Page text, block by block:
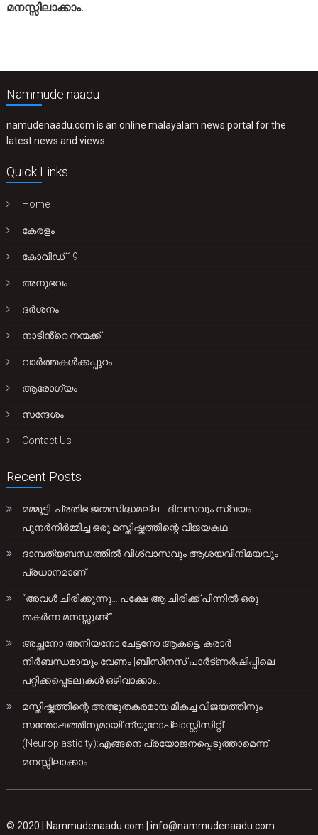
മനസ്സിലാക്കാം.
Nammude naadu
namudenaadu.com is an online malayalam news portal for the
latest news and views.
Quick Links
Home
കേരളം
കോവിഡ് 19
അനുഭവം
ദർശനം
നാടിൻ്റെ നന്മക്ക്
വാർത്തകൾക്കപ്പുറം
ആരോഗ്യം
സന്ദേശം
Contact Us
Recent Posts
മമ്മൂട്ടി: പ്രതിഭ ജന്മസിദ്ധമല്ല… ദിവസവും സ്വയം
പുനർനിർമ്മിച്ച ഒരു മസ്തിഷ്കത്തിന്റെ വിജയകഥ
ദാമ്പത്യബന്ധത്തിൽ വിശ്വാസവും ആശയവിനിമയവും
പ്രധാനമാണ്.
“അവൾ ചിരിക്കുന്നു… പക്ഷേ ആ ചിരിക്ക് പിന്നിൽ ഒരു
തകർന്ന മനസ്സുണ്ട്.”
അച്ഛനോ അനിയനോ ചേട്ടനോ ആകട്ടെ, കരാർ
നിർബന്ധമായും വേണം |ബിസിനസ് പാർട്ണർഷിപ്പിലെ
പറ്റിക്കപ്പെടലുകൾ ഒഴിവാക്കാം..
മസ്തിഷ്കത്തിന്റെ അത്ഭുതകരമായ മികച്ച വിജയത്തിനും
സന്തോഷത്തിനുമായി’ന്യൂറോപ്ലാസ്റ്റിസിറ്റി’
(Neuroplasticity):എങ്ങനെ പ്രയോജനപ്പെടുത്താമെന്ന്
മനസ്സിലാക്കാം.
© 2020 | Nammudenaadu.com |info@nammudenaadu.com